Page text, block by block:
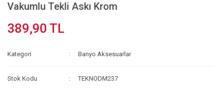
Vakumlu Tekli Askı Krom
389,90 TL
Kategori Banyo Aksesuarlar
Stok Kodu TEKNODM237